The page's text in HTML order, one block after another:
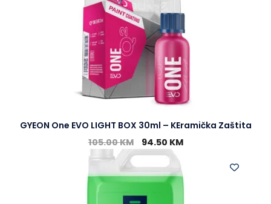
GYEON One EVO LIGHT BOX 30ml – KEramička Zaštita
105.00KM 94.50 KM